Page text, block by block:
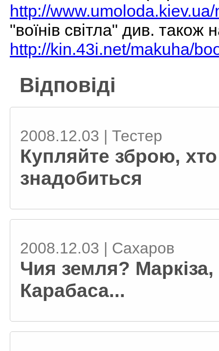
http://
"воїнів світла" див. також
http://kin.43i.net/makuha/
Відповіді
2008.12.03 | Тестер
Купляйте зброю,
знадобиться
2008.12.03 | Сахаров
Чия земля? Маркіза,
Карабаса...